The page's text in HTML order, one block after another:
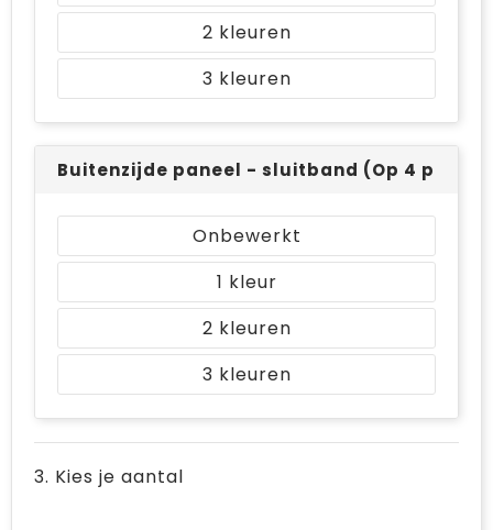
2
3
Buitenzijde paneel - sluitband (Op 4
Onbewerkt
1
2
3
3. Kies je aantal